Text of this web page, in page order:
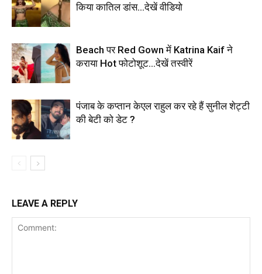
किया कातिल डांस…देखें वीडियो
Beach पर Red Gown में Katrina Kaif ने
कराया Hot फोटोशूट…देखें तस्वीरें
पंजाब के कप्तान केएल राहुल कर रहे हैं सुनील शेट्टी
की बेटी को डेट ?
LEAVE A REPLY